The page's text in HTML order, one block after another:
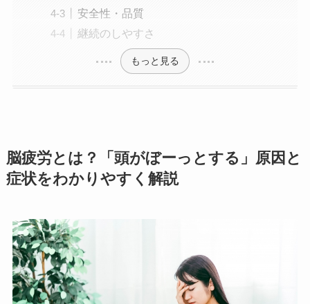
安全性・品質
継続のしやすさ
もっと見る
脳疲労とは？「頭がぼーっとする」原因と
症状をわかりやすく解説